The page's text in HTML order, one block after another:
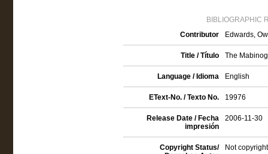
BIBLIOGRAPHIC
Contributor
Edwards,
Title / Título The
Language / Idioma English
EText-No. / Texto No. 19976
Release Date / Fecha
impresión
2006-11-30
Copyright Status/
Not